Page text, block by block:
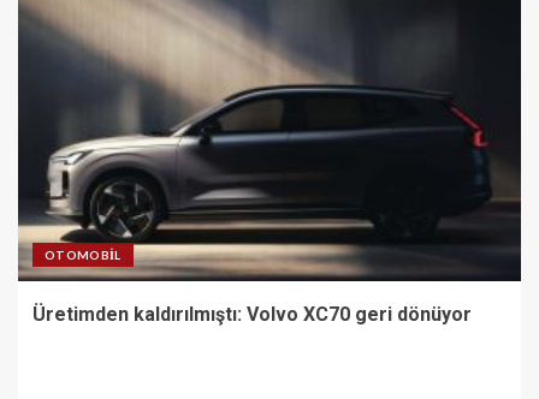
OTOMOBIL
Üretimden kaldırılmıştı: Volvo XC70 geri dönüyor